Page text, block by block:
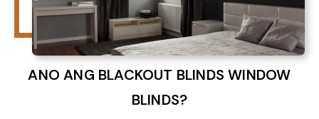
ANO ANG BLACKOUT BLINDS WINDOW
BLINDS?